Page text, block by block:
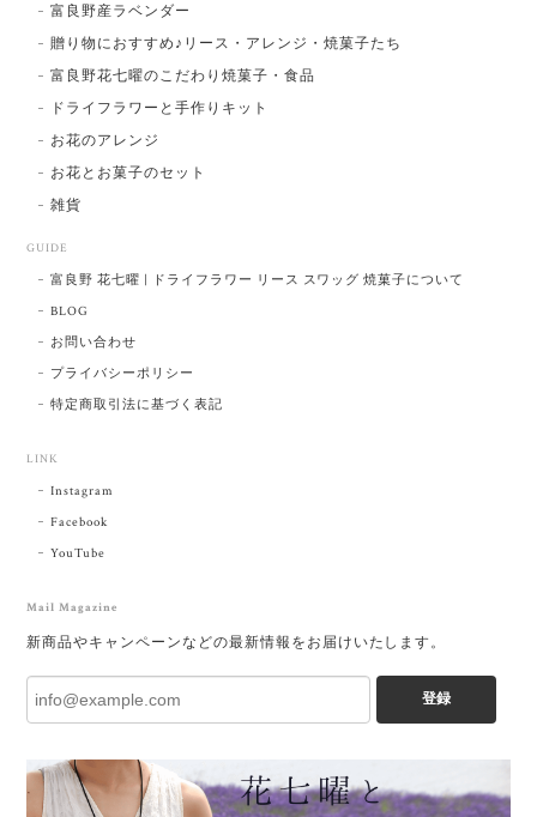
富良野産ラベンダー
贈り物におすすめ♪リース・アレンジ・焼菓子たち
富良野花七曜のこだわり焼菓子・食品
ドライフラワーと手作りキット
お花のアレンジ
お花とお菓子のセット
雑貨
GUIDE
富良野 花七曜 | ドライフラワー リース スワッグ 焼菓子について
BLOG
お問い合わせ
プライバシーポリシー
特定商取引法に基づく表記
LINK
Instagram
Facebook
YouTube
Mail Magazine
新商品やキャンペーンなどの最新情報をお届けいたします。
登録